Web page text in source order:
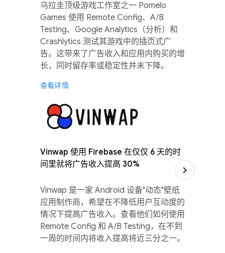
乌拉圭顶级游戏工作室之一 Pomelo
Games 使用 Remote Config、A/B
Testing、Google Analytics（分析）和
Crashlytics 测试其游戏中的插页式广
告。这带来了广告收入和应用内购买的增
长，同时留存率或稳定性并未下降。
查看详情
Vinwap 使用 Firebase 在仅仅 6 天的时
间里就将广告收入提高 30%
Vinwap 是一家 Android 设备"动态"壁纸
应用制作商，希望在不降低用户互动度的
情况下提高广告收入。查看他们如何使用
Remote Config 和 A/B Testing，在不到
一周的时间内将收入提高将近三分之一。